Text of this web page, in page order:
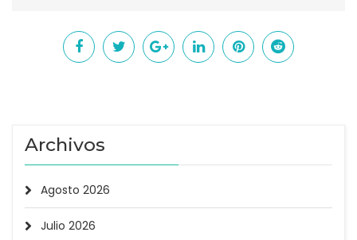
Archivos
Agosto 2026
Julio 2026